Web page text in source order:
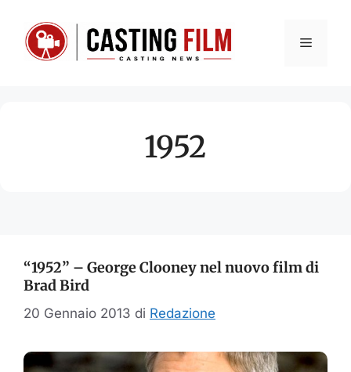
contenuto
Menu
1952
“1952” – George Clooney nel nuovo film di
Brad Bird
20 Gennaio 2013 di Redazione